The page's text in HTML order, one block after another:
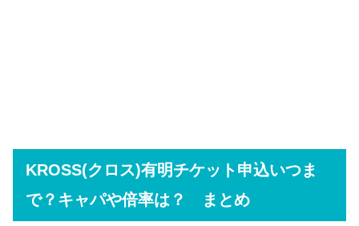
KROSS(クロス)有明チケット申込いつま
で？キャパや倍率は？ まとめ